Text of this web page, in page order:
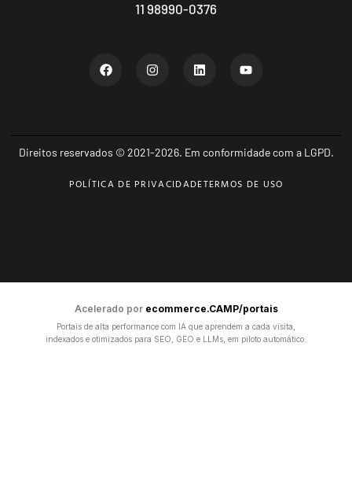
11 98990-0376
Direitos reservados © 2021-2026. Em conformidade com a LGPD.
POLÍTICA DE PRIVACIDADETERMOS DE USO
Acelerado por ecommerce.CAMP/portais
Portais de alta performance com IA que aprendem a cada visita,
indexados e otimizados para SEO, GEO e LLMs, em piloto automático.